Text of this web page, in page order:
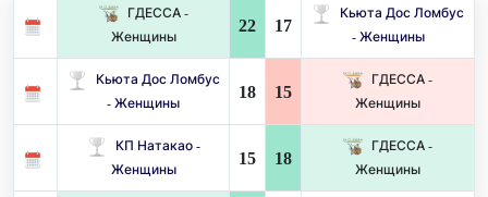
ГДЕССА -
Женщины
22 17
Кьюта Дос Ломбус
- Женщины
Кьюта Дос Ломбус
- Женщины
18 15
ГДЕССА -
Женщины
КП Натакао -
Женщины
15 18
ГДЕССА -
Женщины